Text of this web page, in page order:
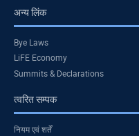
अन्य लिंक
Bye Laws
LiFE Economy
Summits & Declarations
त्वरित सम्पक
नियम एवं शर्तें